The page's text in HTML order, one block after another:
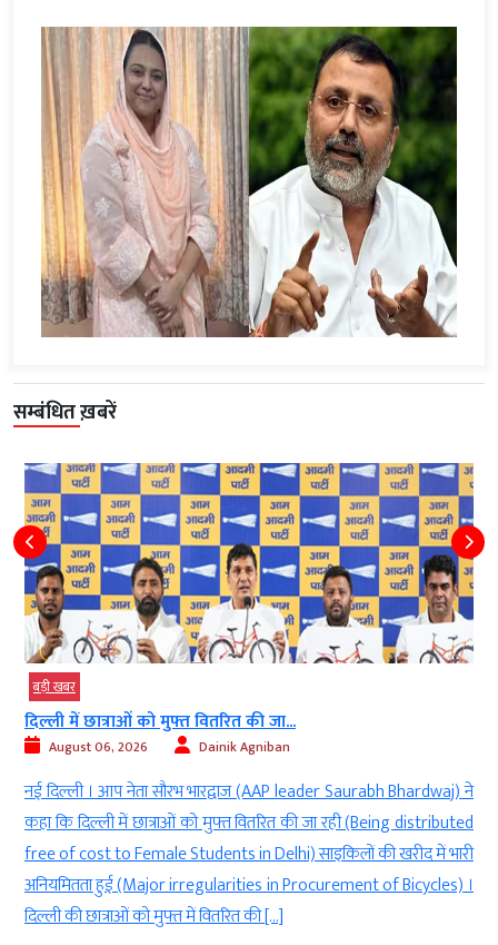
सम्बंधित ख़बरें
बड़ी खबर
दिल्ली में छात्राओं को मुफ्त वितरित की जा...
August 06, 2026 Dainik Agniban
नई दिल्ली । आप नेता सौरभ भारद्वाज (AAP leader Saurabh Bhardwaj) ने
कहा कि दिल्ली में छात्राओं को मुफ्त वितरित की जा रही (Being distributed
free of cost to Female Students in Delhi) साइकिलों की खरीद में भारी
अनियमितता हुई (Major irregularities in Procurement of Bicycles) ।
दिल्ली की छात्राओं को मुफ्त में वितरित की […]